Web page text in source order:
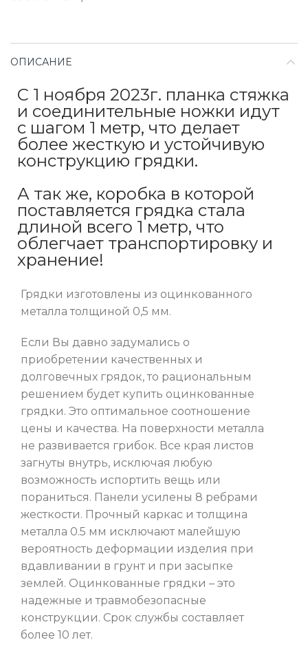
ОПИСАНИЕ
С 1 ноября 2023г. планка стяжка
и соединительные ножки идут
с шагом 1 метр, что делает
более жесткую и устойчивую
конструкцию грядки.
А так же, коробка в которой
поставляется грядка стала
длиной всего 1 метр, что
облегчает транспортировку и
хранение!
Грядки изготовлены из оцинкованного
металла толщиной 0,5 мм.
Если Вы давно задумались о
приобретении качественных и
долговечных грядок, то рациональным
решением будет купить оцинкованные
грядки. Это оптимальное соотношение
цены и качества. На поверхности металла
не развивается грибок. Все края листов
загнуты внутрь, исключая любую
возможность испортить вещь или
пораниться. Панели усилены 8 ребрами
жесткости. Прочный каркас и толщина
металла 0.5 мм исключают малейшую
вероятность деформации изделия при
вдавливании в грунт и при засыпке
землей. Оцинкованные грядки – это
надежные и травмобезопасные
конструкции. Срок службы составляет
более 10 лет.